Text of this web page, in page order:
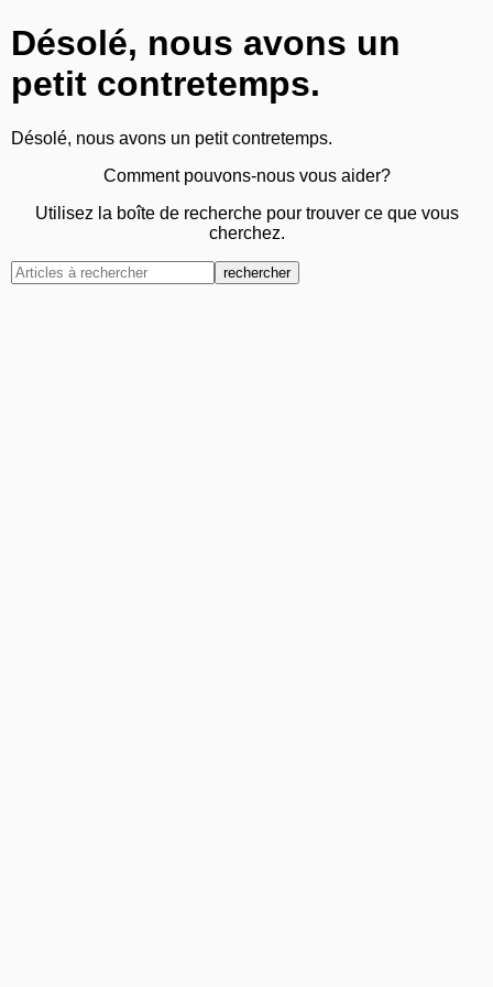
Désolé, nous avons un
petit contretemps.
Désolé, nous avons un petit contretemps.
Comment pouvons-nous vous aider?
Utilisez la boîte de recherche pour trouver ce que vous
cherchez.
rechercher